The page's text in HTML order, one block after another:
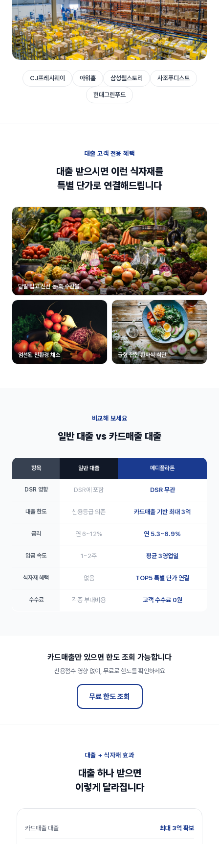
국내 TOP 5 식자재 업체
특별 단가 연결
CJ프레시웨이 아워홈 삼성웰스토리 사조푸디스트
현대그린푸드
대출 고객 전용 혜택
대출 받으시면 이런 식자재를
특별 단가로 연결해드립니다
당일 입고 신선 농·축·수산물
엄선된 친환경 채소 균형 잡힌 환자식 식단
비교해 보세요
일반 대출 vs 카드매출 대출
항목 일반 대출 메디플라톤
DSR 영향 DSR에 포함 DSR 무관
대출 한도 신용등급 의존 카드매출 기반 최대 3억
금리 연 6~12% 연 5.3~6.9%
입금 속도 1~2주 평균 3영업일
식자재 혜택 없음 TOP5 특별 단가 연결
수수료 각종 부대비용 고객 수수료 0원
카드매출만 있으면 한도 조회 가능합니다
신용점수 영향 없이, 무료로 한도를 확인하세요
무료 한도 조회
대출 + 식자재 효과
대출 하나 받으면
이렇게 달라집니다
카드매출 대출 최대 3억 확보